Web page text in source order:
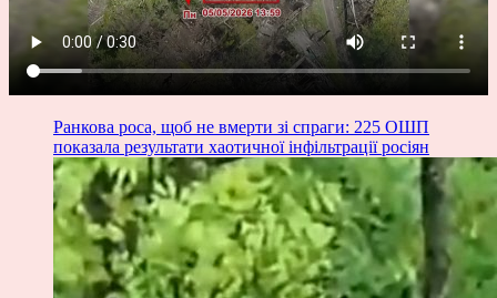
Ранкова роса, щоб не вмерти зі спраги: 225 ОШП
показала результати хаотичної інфільтрації росіян